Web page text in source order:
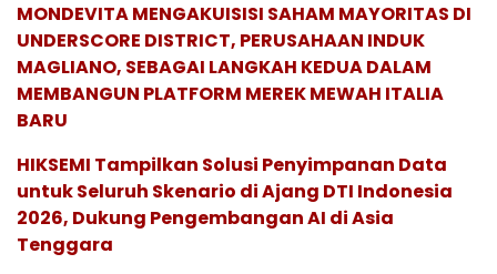
MONDEVITA MENGAKUISISI SAHAM MAYORITAS DI
UNDERSCORE DISTRICT, PERUSAHAAN INDUK
MAGLIANO, SEBAGAI LANGKAH KEDUA DALAM
MEMBANGUN PLATFORM MEREK MEWAH ITALIA
BARU
HIKSEMI Tampilkan Solusi Penyimpanan Data
untuk Seluruh Skenario di Ajang DTI Indonesia
2026, Dukung Pengembangan AI di Asia
Tenggara